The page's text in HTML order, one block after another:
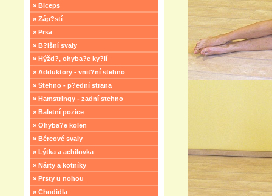
» Biceps
» Záp?stí
» Prsa
» B?išní svaly
» Hýžd?, ohyba?e ky?lí
» Adduktory - vnit?ní stehno
» Stehno - p?ední strana
» Hamstringy - zadní stehno
» Baletní pozice
» Ohyba?e kolen
» Bércové svaly
» Lýtka a achilovka
» Nárty a kotníky
» Prsty u nohou
» Chodidla